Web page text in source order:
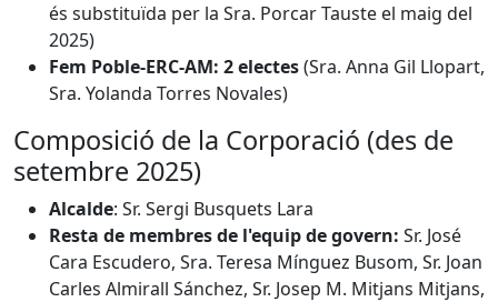
és substituïda per la Sra. Porcar Tauste el maig del
2025)
Fem Poble-ERC-AM: 2 electes(Sra. Anna Gil Llopart,
Sra. Yolanda Torres Novales)
Composició de la Corporació (des de
setembre 2025)
Alcalde: Sr. Sergi Busquets Lara
Resta de membres de l'equip de govern: Sr. José
Cara Escudero, Sra. Teresa Mínguez Busom, Sr. Joan
Carles Almirall Sánchez, Sr. Josep M. Mitjans Mitjans,